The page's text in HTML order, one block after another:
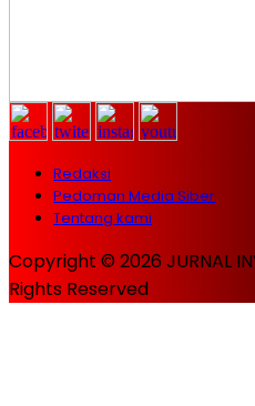
Redaksi
Pedoman Media Siber
Tentang kami
Copyright © 2026 JURNAL
Rights Reserved